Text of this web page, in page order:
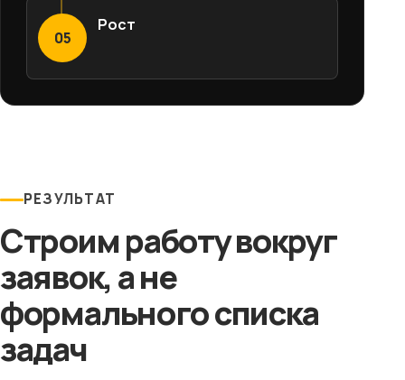
05
Рост
РЕЗУЛЬТАТ
Строим работу вокруг
заявок, а не
формального списка
задач